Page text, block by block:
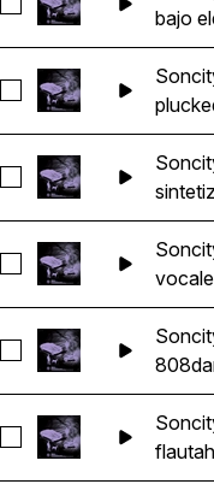
Seleccionar
bajo
Seleccionar
Seleccionar
Seleccionar
Seleccionar
808
Seleccionar
flauta